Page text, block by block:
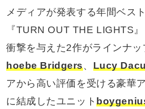
メディアが発表する年間ベス
『TURN OUT THE LIGHTS
衝撃を与えた2作がラインナッ
hoebe Bridgers、 Lucy
アから高い評価を受ける豪華
に結成したユニット